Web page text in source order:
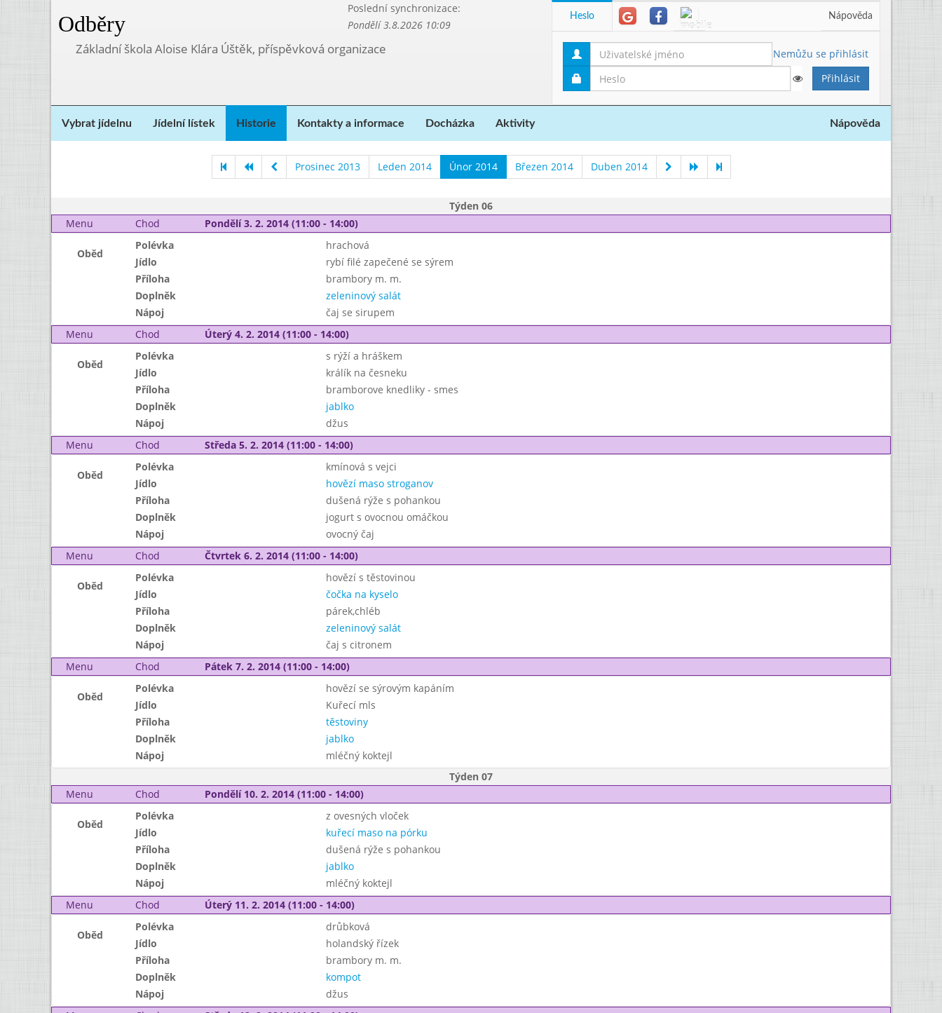
Odběry
Poslední synchronizace:
Pondělí 3.8.2026 10:09
Základní škola Aloise Klára Úštěk, příspěvková organizace
Heslo Nápověda
Nemůžu se přihlásit
Vybrat jídelnu Jídelní lístek Historie Kontakty a informace Docházka Aktivity Nápověda
Prosinec 2013 Leden 2014 Únor 2014 Březen 2014 Duben 2014
Týden 06
Menu
Chod Pondělí 3. 2. 2014 (11:00 - 14:00)
Oběd
Polévka
hrachová
Jídlo
rybí filé zapečené se sýrem
Příloha
brambory m. m.
Doplněk
zeleninový salát
Nápoj
čaj se sirupem
Menu
Chod Úterý 4. 2. 2014 (11:00 - 14:00)
Oběd
Polévka
s rýží a hráškem
Jídlo
králík na česneku
Příloha
bramborove knedliky - smes
Doplněk
jablko
Nápoj
džus
Menu
Chod Středa 5. 2. 2014 (11:00 - 14:00)
Oběd
Polévka
kmínová s vejci
Jídlo
hovězí maso stroganov
Příloha
dušená rýže s pohankou
Doplněk
jogurt s ovocnou omáčkou
Nápoj
ovocný čaj
Menu
Chod Čtvrtek 6. 2. 2014 (11:00 - 14:00)
Oběd
Polévka
hovězí s těstovinou
Jídlo
čočka na kyselo
Příloha
párek,chléb
Doplněk
zeleninový salát
Nápoj
čaj s citronem
Menu
Chod Pátek 7. 2. 2014 (11:00 - 14:00)
Oběd
Polévka
hovězí se sýrovým kapáním
Jídlo
Kuřecí mls
Příloha
těstoviny
Doplněk
jablko
Nápoj
mléčný koktejl
Týden 07
Menu
Chod Pondělí 10. 2. 2014 (11:00 - 14:00)
Oběd
Polévka
z ovesných vloček
Jídlo
kuřecí maso na pórku
Příloha
dušená rýže s pohankou
Doplněk
jablko
Nápoj
mléčný koktejl
Menu
Chod Úterý 11. 2. 2014 (11:00 - 14:00)
Oběd
Polévka
drůbková
Jídlo
holandský řízek
Příloha
brambory m. m.
Doplněk
kompot
Nápoj
džus